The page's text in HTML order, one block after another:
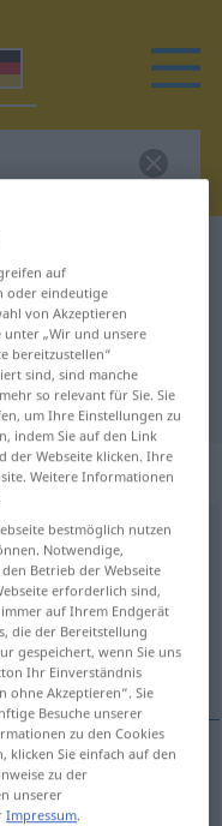
für
antippen)
Abtastkopf
auf
oder eindeutige
von Akzeptieren
„Wir und unsere
bereitzustellen“
sind, sind manche
so relevant für Sie. Sie
um Ihre Einstellungen zu
indem Sie auf den Link
der Webseite klicken. Ihre
Weitere Informationen
bestmöglich nutzen
Notwendige,
Betrieb der Webseite
erforderlich sind,
auf Ihrem Endgerät
die der Bereitstellung
gespeichert, wenn Sie uns
Ihr Einverständnis
ohne Akzeptieren“. Sie
Besuche unserer
zu den Cookies
klicken Sie einfach auf den
zu der
unserer
Impressum.